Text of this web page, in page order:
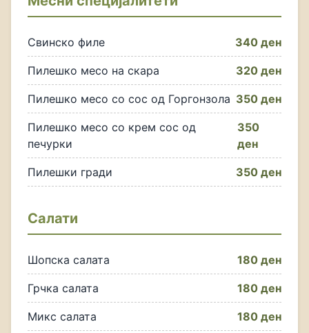
Свинско филе 340 ден
Пилешко месо на скара 320 ден
Пилешко месо со сос од Горгонзола 350 ден
Пилешко месо со крем сос од
печурки
350
ден
Пилешки гради 350 ден
Салати
Шопска салата 180 ден
Грчка салата 180 ден
Микс салата 180 ден